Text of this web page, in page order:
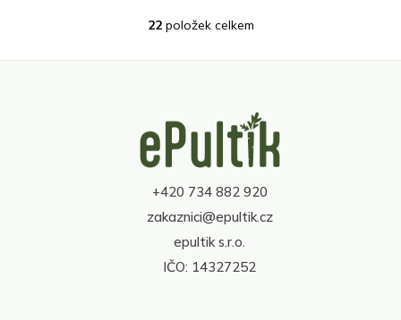
O
l
c
p
r
v
k
y
v
ý
22položek celkem
+420 734 882 920
zakaznici@epultik.cz
epultik s.r.o.
IČO: 14327252